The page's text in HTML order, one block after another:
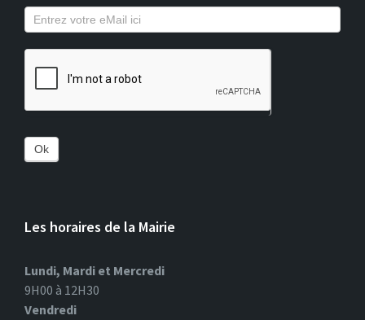
Ok
Les horaires de la Mairie
Lundi, Mardi et Mercredi
9H00 à 12H30
Vendredi